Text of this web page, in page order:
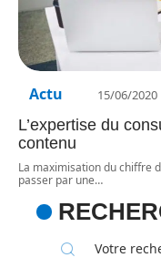
Actu 15/06/2020
L’expertise du
contenu
La maximisation du chiffre
passer par une…